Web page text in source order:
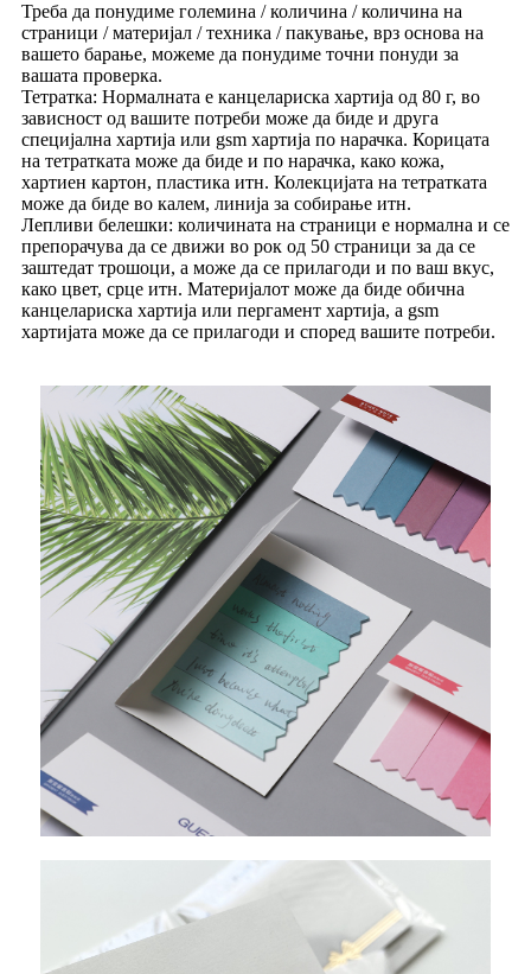
Треба да понудиме големина / количина / количина на
страници / материјал / техника / пакување, врз основа на
вашето барање, можеме да понудиме точни понуди за
вашата проверка.
Тетратка: Нормалната е канцелариска хартија од 80 г, во
зависност од вашите потреби може да биде и друга
специјална хартија или gsm хартија по нарачка. Корицата
на тетратката може да биде и по нарачка, како кожа,
хартиен картон, пластика итн. Колекцијата на тетратката
може да биде во калем, линија за собирање итн.
Лепливи белешки: количината на страници е нормална и се
препорачува да се движи во рок од 50 страници за да се
заштедат трошоци, а може да се прилагоди и по ваш вкус,
како цвет, срце итн. Материјалот може да биде обична
канцелариска хартија или пергамент хартија, а gsm
хартијата може да се прилагоди и според вашите потреби.